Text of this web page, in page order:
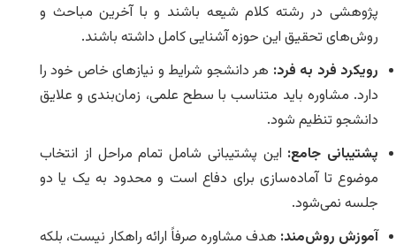
پژوهشی در رشته کلام شیعه باشند و با آخرین مباحث و
روش‌های تحقیق این حوزه آشنایی کامل داشته باشند.
رویکرد فرد به فرد: هر دانشجو شرایط و نیازهای خاص خود را
دارد. مشاوره باید متناسب با سطح علمی، زمان‌بندی و علایق
دانشجو تنظیم شود.
پشتیبانی جامع: این پشتیبانی شامل تمام مراحل از انتخاب
موضوع تا آماده‌سازی برای دفاع است و محدود به یک یا دو
جلسه نمی‌شود.
آموزش روش‌مند: هدف مشاوره صرفاً ارائه راهکار نیست، بلکه